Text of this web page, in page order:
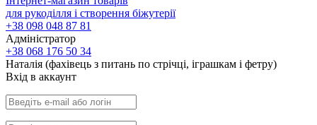
для рукоділля і створення біжутерії
+38 098 048 87 81
Адміністратор
+38 068 176 50 34
Наталія (фахівець з питань по стрічці, іграшкам і фетру)
Вхiд в аккаунт